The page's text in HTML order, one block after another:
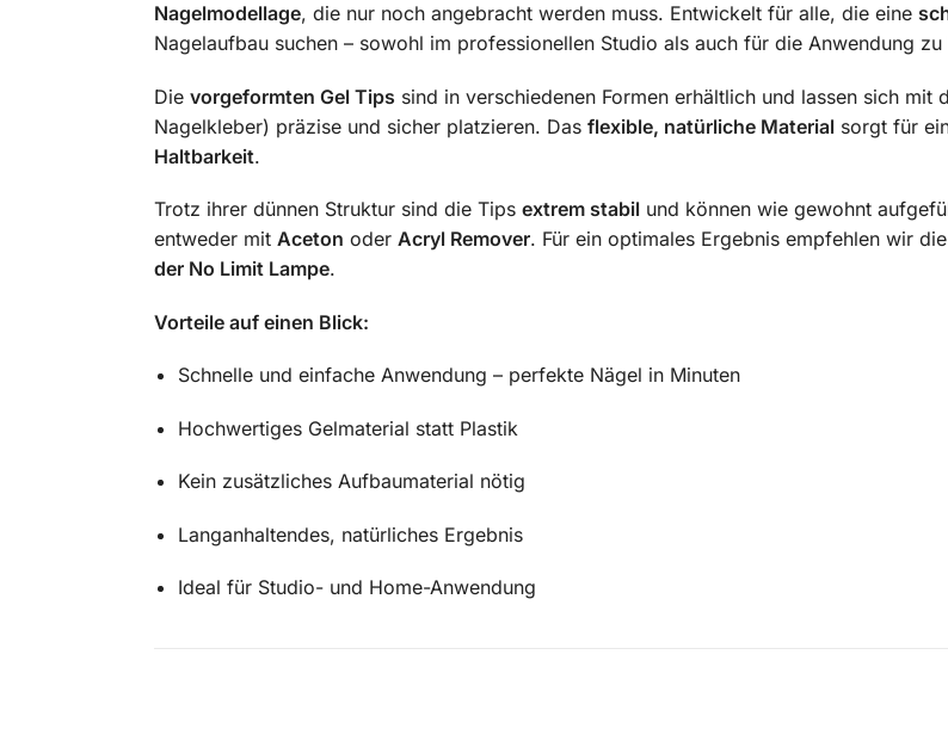
Nagelmodellage, die nur noch angebracht werden muss. Entwickelt für alle, die eine
Nagelaufbau suchen – sowohl im professionellen Studio als auch für die Anwendung zu
Die vorgeformten Gel Tips sind in verschiedenen Formen erhältlich und lassen sich mit
Nagelkleber) präzise und sicher platzieren. Das flexible, natürliche Materialsorgt für
Haltbarkeit.
Trotz ihrer dünnen Struktur sind die Tips extrem stabilund können wie gewohnt
entweder mit Aceton oder Acryl Remover. Für ein optimales Ergebnis empfehlen wir
der No Limit Lampe.
Vorteile auf einen Blick:
Schnelle und einfache Anwendung – perfekte Nägel in Minuten
Hochwertiges Gelmaterial statt Plastik
Kein zusätzliches Aufbaumaterial nötig
Langanhaltendes, natürliches Ergebnis
Ideal für Studio- und Home-Anwendung